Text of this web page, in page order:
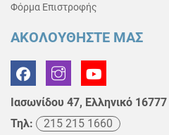
Φόρμα Επιστροφής
ΑΚΟΛΟΥΘΗΣΤΕ ΜΑΣ
Ιασωνίδου 47, Ελληνικό 16777
Τηλ:
215 215 1660